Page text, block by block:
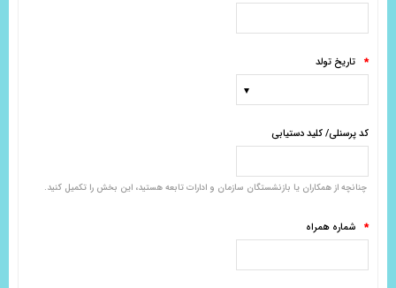
* تاریخ تولد
کد پرسنلی/ کلید دستیابی
چنانچه از همکاران یا بازنشستگان سازمان و ادارات تابعه هستید، این بخش را تکمیل کنید.
* شماره همراه